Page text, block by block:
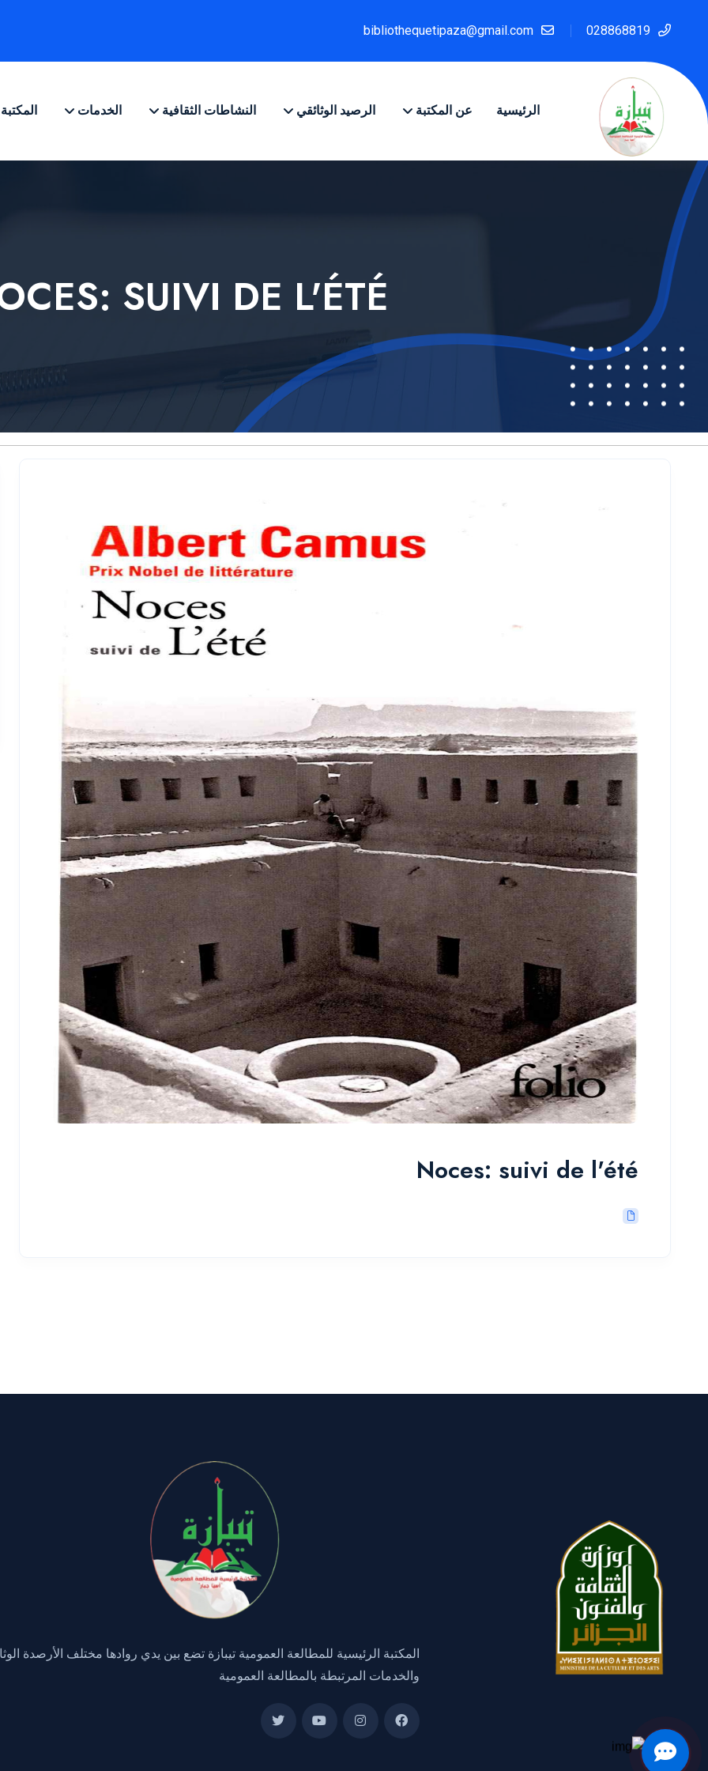
028868819
bibliothequetipaza@gmail.com
الرئيسية عن المكتبة الرصيد الوثائقي النشاطات الثقافية الخدمات
SUIVI DE L'ÉTÉ
Noces: suivi de l'été
المكتبة الرئيسية للمطالعة العمومية تيبازة تضع بين يدي روادها مختلف الأرصدة
والخدمات المرتبطة بالمطالعة العمومية